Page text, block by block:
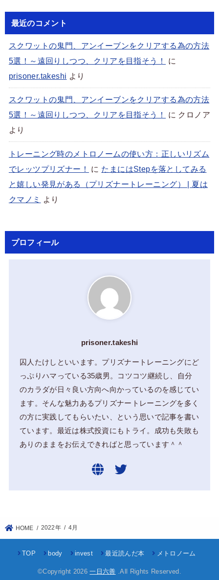
最近のコメント
スクワットの鬼門、アンイーブンをクリアする為の方法
5選！～遠回りしつつ、クリアを目指そう！
に
prisoner.takeshi より
スクワットの鬼門、アンイーブンをクリアする為の方法
5選！～遠回りしつつ、クリアを目指そう！
に クロノア
より
トレーニング時のメトロノームの使い方：正しいリズム
でレッツプリズナー！
に たまにはStepを落としてみる
と嬉しい発見がある（プリズナートレーニング） | 夏は
クマノミ
より
プロフィール
prisoner.takeshi
囚人たけしといいます。プリズナートレーニングにど
っぷりハマっている35歳男。コツコツ継続し、自分
のカラダが日々良い方向へ向かっているのを感じてい
ます。そんな魅力あるプリズナートレーニングを多く
の方に実践してもらいたい、という思いで記事を書い
ています。最近は株式投資にもトライ。成功も失敗も
ありのままをお伝えできればと思っています＾＾
HOME 2022年 4月
TOP body invest 最近読んだ本 メトロノーム
©Copyright 2026一日六善 .All Rights Reserved.